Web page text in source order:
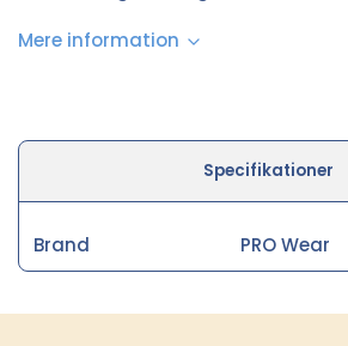
Mere information
Specifikationer
Brand PRO Wear